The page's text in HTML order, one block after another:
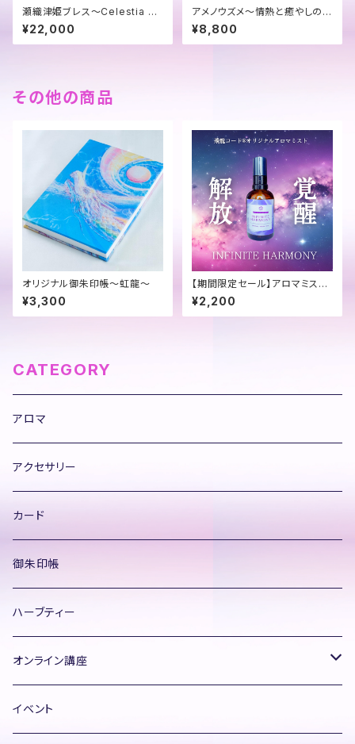
瀬織津姫ブレス～Celestia Gl
ow～聖なる輝き
¥22,000
アメノウズメ～情熱と癒やしの岩
戸開きブレス～
¥8,800
その他の商品
オリジナル御朱印帳～虹龍～
¥3,300
【期間限定セール】アロマミスト
～INFINITE HARMONY
¥2,200
CATEGORY
アロマ
アクセサリー
カード
御朱印帳
ハーブティー
オンライン講座
飛龍コード®ヒーラー養成講座
イベント